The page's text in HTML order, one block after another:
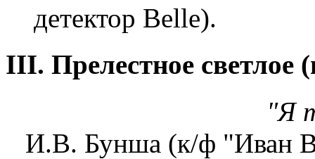
детектор Belle).
III. Прелестное светлое
"Я
И.В. Бунша (к/ф "Иван